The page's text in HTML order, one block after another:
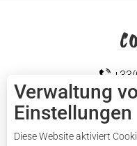
Cap sizun
Verwaltung
Einstellungen
Diese Website aktiviert